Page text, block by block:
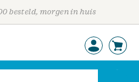
besteld, morgen in huis